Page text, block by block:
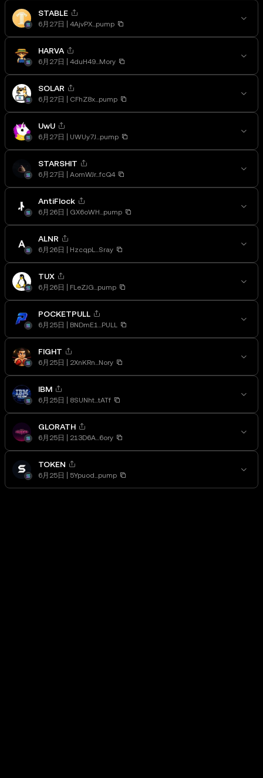
STABLE
6月27日 4AjvPX...pump
HARVA
6月27日 4duH49...Mory
SOLAR
6月27日 CFhZ8x...pump
UwU
6月27日 UWUy7J...pump
STARSHIT
6月27日 AomWJr...fcQ4
AntiFlock
6月26日 GX6oWH...pump
ALNR
6月26日 HzcqpL...Sray
TUX
6月26日 FLeZJG...pump
POCKETPULL
6月25日 BNDmE1...PULL
FIGHT
6月25日 2XnKRn...Nory
IBM
6月25日 8SUNht...tATf
GLORATH
6月25日 213D6A...6ory
TOKEN
6月25日 5Ypuod...pump